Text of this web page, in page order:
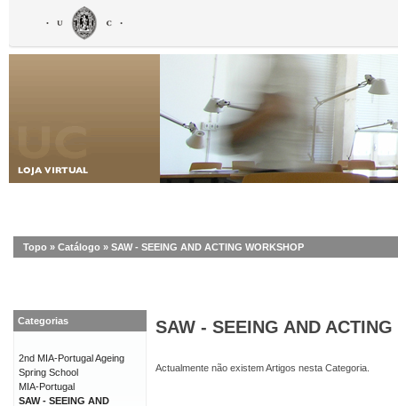
Topo » Catálogo » SAW - SEEING AND ACTING WORKSHOP
SAW - SEEING AND
Actualmente não existem Artigos nesta Categoria.
Categorias
2nd MIA-Portugal Ageing
Spring School
MIA-Portugal
SAW - SEEING AND